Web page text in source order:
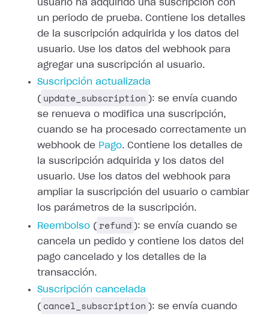
usuario ha adquirido una suscripción con
un periodo de prueba. Contiene los detalles
de la suscripción adquirida y los datos del
usuario. Use los datos del webhook para
agregar una suscripción al usuario.
Suscripción actualizada
( update_subscription ): se envía cuando
se renueva o modifica una suscripción,
cuando se ha procesado correctamente un
webhook de Pago. Contiene los detalles de
la suscripción adquirida y los datos del
usuario. Use los datos del webhook para
ampliar la suscripción del usuario o cambiar
los parámetros de la suscripción.
Reembolso ( refund ): se envía cuando se
cancela un pedido y contiene los datos del
pago cancelado y los detalles de la
transacción.
Suscripción cancelada
( cancel_subscription ): se envía cuando